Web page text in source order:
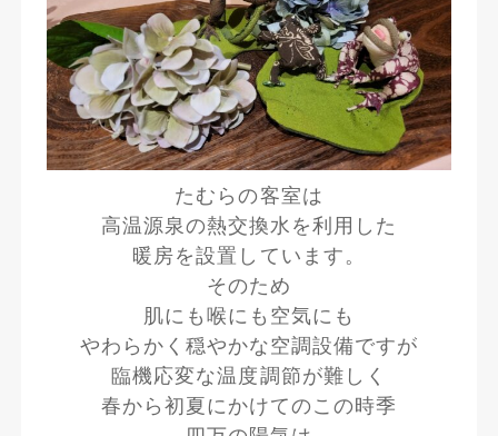
たむらの客室は
高温源泉の熱交換水を利用した
暖房を設置しています。
そのため
肌にも喉にも空気にも
やわらかく穏やかな空調設備ですが
臨機応変な温度調節が難しく
春から初夏にかけてのこの時季